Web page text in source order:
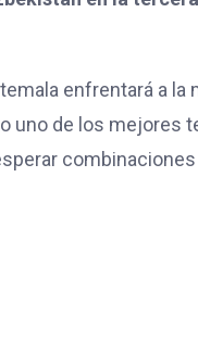
enfrentará a la
uno de los mejores